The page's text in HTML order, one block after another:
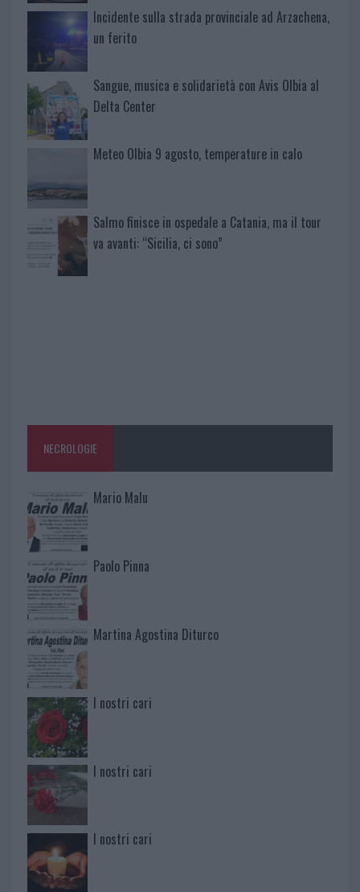
Incidente sulla strada provinciale ad Arzachena,
un ferito
Sangue, musica e solidarietà con Avis Olbia al
Delta Center
Meteo Olbia 9 agosto, temperature in calo
Salmo finisce in ospedale a Catania, ma il tour
va avanti: “Sicilia, ci sono”
NECROLOGIE
Mario Malu
Paolo Pinna
Martina Agostina Diturco
I nostri cari
I nostri cari
I nostri cari